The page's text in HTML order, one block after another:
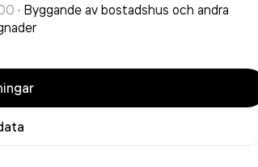
· Byggande av bostadshus och andra